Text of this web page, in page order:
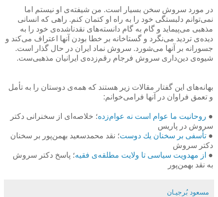
در مورد سروش سخن بسیار است. من شیفته‌ی او نیستم اما
نمی‌توانم دلبستگی خود را به راه او كتمان كنم. راهی كه انسانی
مذهبی می‌پیماید و گام به گام دانسته‌های نقدناشده‌ی خود را به
دیده‌ی تردید می‌نگرد و گستاخانه بر خطا بودن آنها اعتراف می‌كند و
جسورانه بر آنها می‌شورد. سروش نماد ایران در حال گذار است.
شیوه‌ی دین‌داری سروش فرجام رقم‌زده‌ی ایرانیان مذهبی‌ست.
بهانه‌های این گفتار مقالات زیر هستند كه همه‌ی دوستان را به تأمل
و تعمق فراوان در آنها فرامی‌خوانم:
● روحانیت ما عوام است نه عوام‌زده؛ خلاصه‌ای از سخنرانی دكتر
سروش در پاریس
● تأسفی بر سخنان یك دوست؛ نقد محمدسعید بهمن‌پور بر سخنان
دكتر سروش
● از مهدویت سیاسی تا ولایت مطلقه‌ی فقیه؛ پاسخ دكتر سروش
به نقد بهمن‌پور
مسعود بُرجيـان